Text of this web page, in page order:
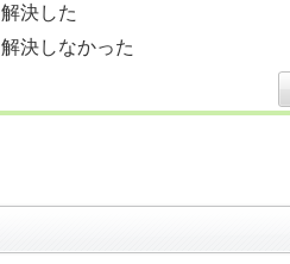
解決した
解決しなかった